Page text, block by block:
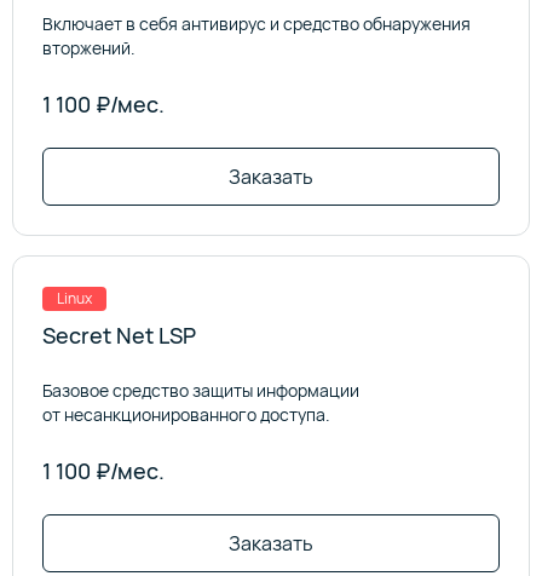
Включает в себя антивирус и средство обнаружения
вторжений.
1 100 ₽/мес.
Заказать
Linux
Secret Net LSP
Базовое средство защиты информации
от несанкционированного доступа.
1 100 ₽/мес.
Заказать